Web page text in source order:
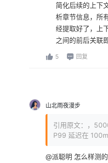
简化后续的上下
析章节信息，所
经提取好了，上
之间的前后关联
5 回复
山北雨夜漫步
引用原文：，
P99 延迟在
@派聪明 怎么样测的